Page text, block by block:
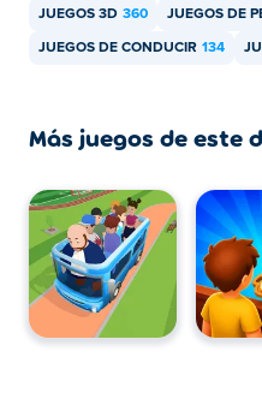
JUEGOS 3D 360 JUEGOS DE
JUEGOS DE CONDUCIR 134
Más juegos de este